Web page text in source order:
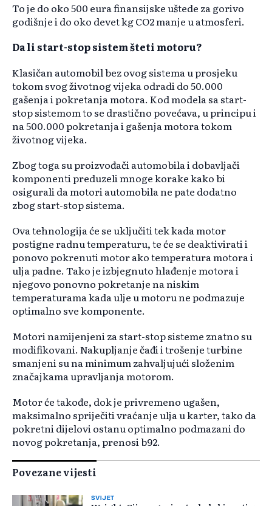
To je do oko 500 eura finansijske uštede za gorivo
godišnje i do oko devet kg CO2 manje u atmosferi.
Da li start-stop sistem šteti motoru?
Klasičan automobil bez ovog sistema u prosjeku
tokom svog životnog vijeka odradi do 50.000
gašenja i pokretanja motora. Kod modela sa start-
stop sistemom to se drastično povećava, u principu i
na 500.000 pokretanja i gašenja motora tokom
životnog vijeka.
Zbog toga su proizvođači automobila i dobavljači
komponenti preduzeli mnoge korake kako bi
osigurali da motori automobila ne pate dodatno
zbog start-stop sistema.
Ova tehnologija će se uključiti tek kada motor
postigne radnu temperaturu, te će se deaktivirati i
ponovo pokrenuti motor ako temperatura motora i
ulja padne. Tako je izbjegnuto hlađenje motora i
njegovo ponovno pokretanje na niskim
temperaturama kada ulje u motoru ne podmazuje
optimalno sve komponente.
Motori namijenjeni za start-stop sisteme znatno su
modifikovani. Nakupljanje čađi i trošenje turbine
smanjeni su na minimum zahvaljujući složenim
značajkama upravljanja motorom.
Motor će takođe, dok je privremeno ugašen,
maksimalno spriječiti vraćanje ulja u karter, tako da
pokretni dijelovi ostanu optimalno podmazani do
novog pokretanja, prenosi b92.
Povezane vijesti
SVIJET